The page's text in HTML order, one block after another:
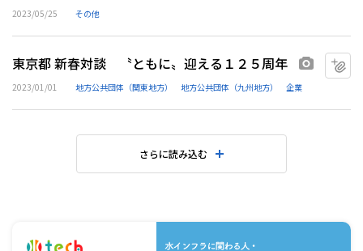
2023/05/25 その他
東京都 新春対談 〝ともに〟迎える１２５周年 画像あり
2023/01/01 地方公共団体（関東地方） 地方公共団体（九州地方） 企業
さらに読み込む